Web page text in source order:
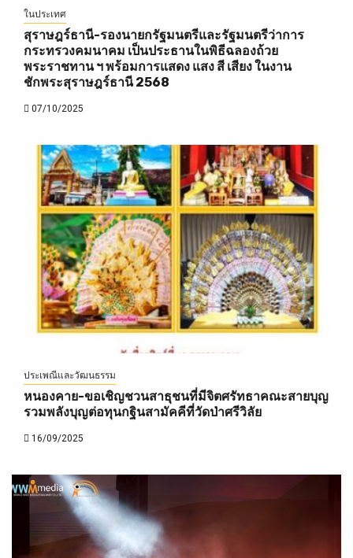
ในประเทศ
สุราษฎร์ธานี-รองนายกรัฐมนตรีและรัฐมนตรีว่าการ
กระทรวงคมนาคม เป็นประธานในพิธีฉลองถ้วย
พระราชทาน ฯ พร้อมการแสดง แสง สี เสียง ในงาน
ชักพระสุราษฎร์ธานี 2568
07/10/2025
ประเพณีและวัฒนธรรม
หนองคาย-ขอเชิญชวนสาธุชนที่มีจิตศรัทธาคณะสายบุญ
รวมพลังบุญต่อทุนกฐินสามัคคีที่วัดป่าศรีวิลัย
16/09/2025